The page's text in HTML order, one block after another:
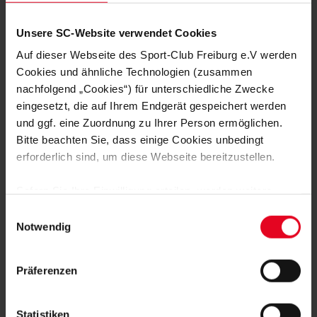
Unsere SC-Website verwendet Cookies
Auf dieser Webseite des Sport-Club Freiburg e.V werden
Cookies und ähnliche Technologien (zusammen
nachfolgend „Cookies“) für unterschiedliche Zwecke
eingesetzt, die auf Ihrem Endgerät gespeichert werden
und ggf. eine Zuordnung zu Ihrer Person ermöglichen.
Bitte beachten Sie, dass einige Cookies unbedingt
erforderlich sind, um diese Webseite bereitzustellen.
Daten von Ihnen (z.B. persönlichen Identifikatoren oder
IP-Adressen) verarbeitet werden. Durch Klicken auf den
Speicherung aller aufgeführten Cookies und der
Daten für die unten jeweils angegebene Zwecke gem. §
Notwendig
Präferenzen
Statistiken
Schuster. „Die Jungs sind fit. Unsere finale Herangehensweise
Isabel Betz
Foto: SC Freiburg
MEHR NEWS
SC GEWINNT GEWINNT BEIDE TESTS